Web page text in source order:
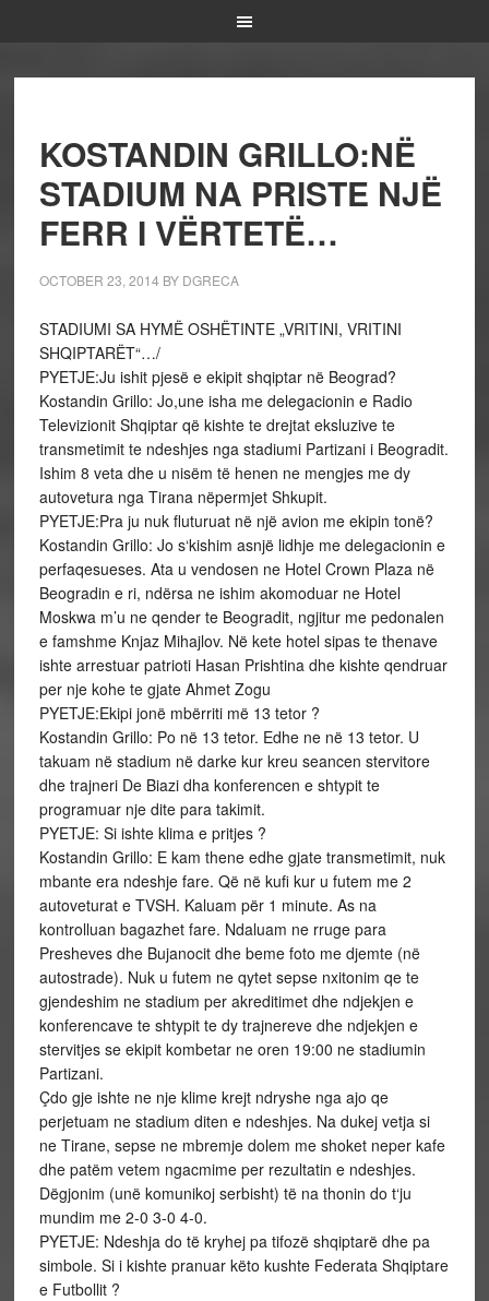
KOSTANDIN GRILLO:NË
STADIUM NA PRISTE NJË
FERR I VËRTETË…
OCTOBER 23, 2014 BY DGRECA
STADIUMI SA HYMË OSHËTINTE „VRITINI, VRITINI
SHQIPTARËT“…/
PYETJE:Ju ishit pjesë e ekipit shqiptar në Beograd?
Kostandin Grillo: Jo,une isha me delegacionin e Radio
Televizionit Shqiptar që kishte te drejtat eksluzive te
transmetimit te ndeshjes nga stadiumi Partizani i Beogradit.
Ishim 8 veta dhe u nisëm të henen ne mengjes me dy
autovetura nga Tirana nëpermjet Shkupit.
PYETJE:Pra ju nuk fluturuat në një avion me ekipin tonë?
Kostandin Grillo: Jo s‘kishim asnjë lidhje me delegacionin e
perfaqesueses. Ata u vendosen ne Hotel Crown Plaza në
Beogradin e ri, ndërsa ne ishim akomoduar ne Hotel
Moskwa m’u ne qender te Beogradit, ngjitur me pedonalen
e famshme Knjaz Mihajlov. Në kete hotel sipas te thenave
ishte arrestuar patrioti Hasan Prishtina dhe kishte qendruar
per nje kohe te gjate Ahmet Zogu
PYETJE:Ekipi jonë mbërriti më 13 tetor ?
Kostandin Grillo: Po në 13 tetor. Edhe ne në 13 tetor. U
takuam në stadium në darke kur kreu seancen stervitore
dhe trajneri De Biazi dha konferencen e shtypit te
programuar nje dite para takimit.
PYETJE: Si ishte klima e pritjes ?
Kostandin Grillo: E kam thene edhe gjate transmetimit, nuk
mbante era ndeshje fare. Që në kufi kur u futem me 2
autoveturat e TVSH. Kaluam për 1 minute. As na
kontrolluan bagazhet fare. Ndaluam ne rruge para
Presheves dhe Bujanocit dhe beme foto me djemte (në
autostrade). Nuk u futem ne qytet sepse nxitonim qe te
gjendeshim ne stadium per akreditimet dhe ndjekjen e
konferencave te shtypit te dy trajnereve dhe ndjekjen e
stervitjes se ekipit kombetar ne oren 19:00 ne stadiumin
Partizani.
Çdo gje ishte ne nje klime krejt ndryshe nga ajo qe
perjetuam ne stadium diten e ndeshjes. Na dukej vetja si
ne Tirane, sepse ne mbremje dolem me shoket neper kafe
dhe patëm vetem ngacmime per rezultatin e ndeshjes.
Dëgjonim (unë komunikoj serbisht) të na thonin do t‘ju
mundim me 2-0 3-0 4-0.
PYETJE: Ndeshja do të kryhej pa tifozë shqiptarë dhe pa
simbole. Si i kishte pranuar këto kushte Federata Shqiptare
e Futbollit ?